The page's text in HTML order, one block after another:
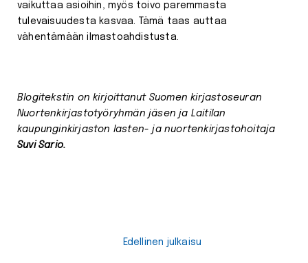
vaikuttaa asioihin, myös toivo paremmasta
tulevaisuudesta kasvaa. Tämä taas auttaa
vähentämään ilmastoahdistusta.
Blogitekstin on kirjoittanut Suomen kirjastoseuran
Nuortenkirjastotyöryhmän jäsen ja Laitilan
kaupunginkirjaston lasten- ja nuortenkirjastohoitaja
Suvi Sario.
Edellinen julkaisu